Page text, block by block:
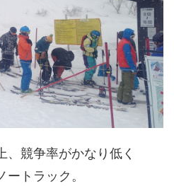
、競争率がかなり低く
トラック。